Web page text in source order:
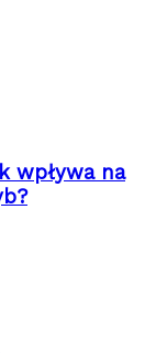
wpływa na